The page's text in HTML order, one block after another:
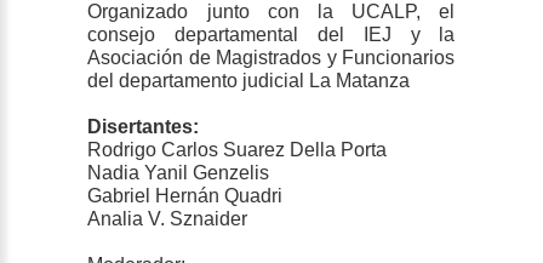
Organizado junto con la UCALP, el
consejo departamental del IEJ y la
Asociación de Magistrados y Funcionarios
del departamento judicial La Matanza
Disertantes:
Rodrigo Carlos Suarez Della Porta
Nadia Yanil Genzelis
Gabriel Hernán Quadri
Analia V. Sznaider